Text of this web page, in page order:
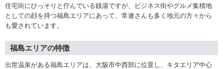
住宅街にひっそりと佇んでいる銭湯ですが、ビジネス街やグルメ集積地
としての顔を持つ福島エリアにあって、常連さんも多く地元の方々から
も愛されています。
福島エリアの特徴
出世温泉がある福島エリアは、大阪市中西部に位置し、キタエリア中心